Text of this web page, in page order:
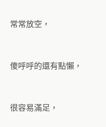
常常放空，
傻呼呼的還有點懶，
很容易滿足，